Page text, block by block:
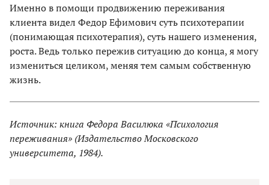
Именно в помощи продвижению переживания
клиента видел Федор Ефимович суть психотерапии
(понимающая психотерапия), суть нашего изменения,
роста. Ведь только пережив ситуацию до конца, я могу
измениться целиком, меняя тем самым собственную
жизнь.
Источник: книга Федора Василюка «Психология
переживания» (Издательство Московского
университета, 1984).